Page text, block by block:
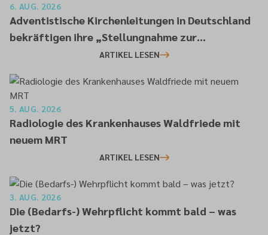
6. AUG. 2026
Adventistische Kirchenleitungen in Deutschland
bekräftigen ihre „Stellungnahme zur
gesellschaftlichen Situation“
ARTIKEL LESEN
5. AUG. 2026
Radiologie des Krankenhauses Waldfriede mit
neuem MRT
ARTIKEL LESEN
3. AUG. 2026
Die (Bedarfs-) Wehrpflicht kommt bald – was
jetzt?